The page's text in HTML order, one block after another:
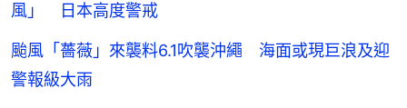
風」 日本高度警戒
颱風「薔薇」來襲料6.1吹襲沖繩 海面或現巨浪及迎
警報級大雨